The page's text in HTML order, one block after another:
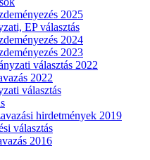
2025
EP választás
2024
2023
választás 2022
2022
választás
hirdetmények 2019
választás
2016